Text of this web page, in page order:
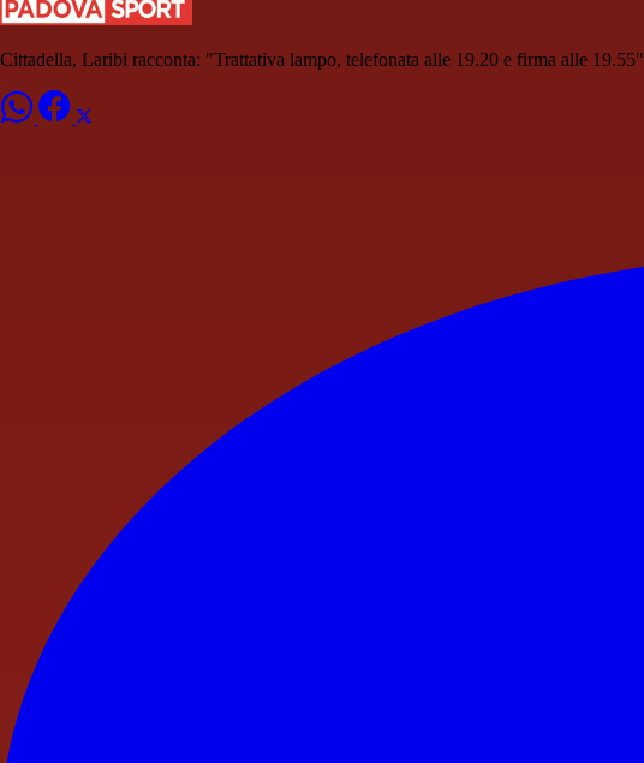
Cittadella, Laribi racconta: "Trattativa lampo, telefonata alle 19.20 e firma alle 19.55"